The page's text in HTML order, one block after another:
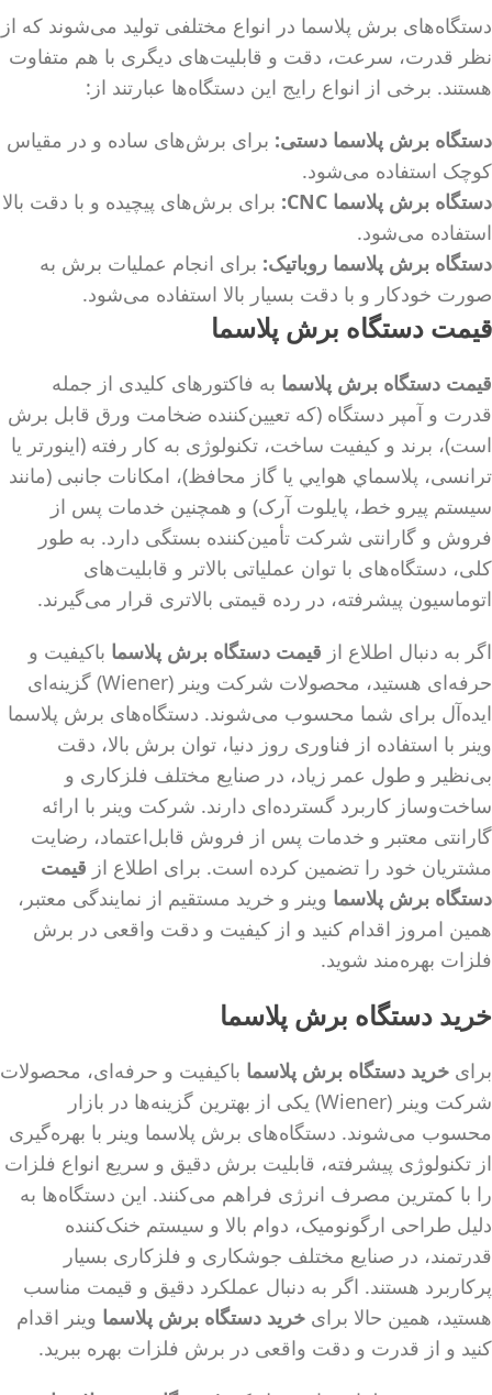
دستگاه‌های برش پلاسما در انواع مختلفی تولید می‌شوند که از
نظر قدرت، سرعت، دقت و قابلیت‌های دیگری با هم متفاوت
هستند. برخی از انواع رایج این دستگاه‌ها عبارتند از:
دستگاه برش پلاسما دستی: برای برش‌های ساده و در مقیاس
کوچک استفاده می‌شود.
دستگاه برش پلاسما CNC:
برای برش‌های پیچیده و با دقت بالا
استفاده می‌شود.
دستگاه برش پلاسما روباتیک: برای انجام عملیات برش به
صورت خودکار و با دقت بسیار بالا استفاده می‌شود.
قیمت دستگاه برش پلاسما
قیمت دستگاه برش پلاسما به فاکتورهای کلیدی از جمله
قدرت و آمپر دستگاه (که تعیین‌کننده ضخامت ورق قابل برش
است)، برند و کیفیت ساخت، تکنولوژی به کار رفته (اینورتر یا
ترانسی، پلاسماي هوايي یا گاز محافظ)، امکانات جانبی (مانند
سیستم پیرو خط، پایلوت آرک) و همچنین خدمات پس از
فروش و گارانتی شرکت تأمین‌کننده بستگی دارد. به طور
کلی، دستگاه‌های با توان عملیاتی بالاتر و قابلیت‌های
اتوماسیون پیشرفته، در رده قیمتی بالاتری قرار می‌گیرند.
اگر به دنبال اطلاع از قیمت دستگاه برش پلاسما باکیفیت و
حرفه‌ای هستید، محصولات شرکت وینر (Wiener) گزینه‌ای
ایده‌آل برای شما محسوب می‌شوند. دستگاه‌های برش پلاسما
وینر با استفاده از فناوری روز دنیا، توان برش بالا، دقت
بی‌نظیر و طول عمر زیاد، در صنایع مختلف فلزکاری و
ساخت‌وساز کاربرد گسترده‌ای دارند. شرکت وینر با ارائه
گارانتی معتبر و خدمات پس از فروش قابل‌اعتماد، رضایت
مشتریان خود را تضمین کرده است. برای اطلاع از قیمت
دستگاه برش پلاسما وینر و خرید مستقیم از نمایندگی معتبر،
همین امروز اقدام کنید و از کیفیت و دقت واقعی در برش
فلزات بهره‌مند شوید.
خرید دستگاه برش پلاسما
برای خرید دستگاه برش پلاسما باکیفیت و حرفه‌ای، محصولات
شرکت وینر (Wiener) یکی از بهترین گزینه‌ها در بازار
محسوب می‌شوند. دستگاه‌های برش پلاسما وینر با بهره‌گیری
از تکنولوژی پیشرفته، قابلیت برش دقیق و سریع انواع فلزات
را با کمترین مصرف انرژی فراهم می‌کنند. این دستگاه‌ها به
دلیل طراحی ارگونومیک، دوام بالا و سیستم خنک‌کننده
قدرتمند، در صنایع مختلف جوشکاری و فلزکاری بسیار
پرکاربرد هستند. اگر به دنبال عملکرد دقیق و قیمت مناسب
هستید، همین حالا برای خرید دستگاه برش پلاسما وینر اقدام
کنید و از قدرت و دقت واقعی در برش فلزات بهره ببرید.